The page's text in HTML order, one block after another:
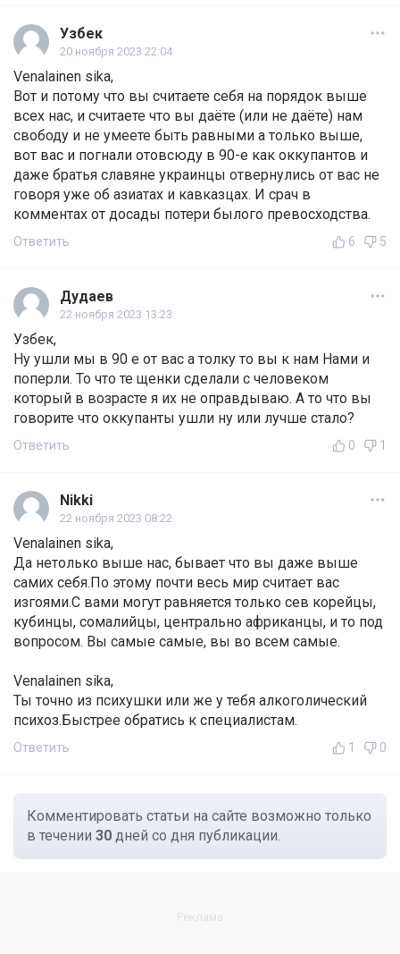
Узбек
20 ноября 2023 22:04
Venalainen sika,
Вот и потому что вы считаете себя на порядок выше
всех нас, и считаете что вы даёте (или не даёте) нам
свободу и не умеете быть равными а только выше,
вот вас и погнали отовсюду в 90-е как оккупантов и
даже братья славяне украинцы отвернулись от вас не
говоря уже об азиатах и кавказцах. И срач в
комментах от досады потери былого превосходства.
Ответить 6 5
Дудаев
22 ноября 2023 13:23
Узбек,
Ну ушли мы в 90 е от вас а толку то вы к нам Нами и
поперли. То что те щенки сделали с человеком
который в возрасте я их не оправдываю. А то что вы
говорите что оккупанты ушли ну или лучше стало?
Ответить 0 1
Nikki
22 ноября 2023 08:22
Venalainen sika,
Да нетолько выше нас, бывает что вы даже выше
самих себя.По этому почти весь мир считает вас
изгоями.С вами могут равняется только сев корейцы,
кубинцы, сомалийцы, центрально африканцы, и то под
вопросом. Вы самые самые, вы во всем самые.
Venalainen sika,
Ты точно из психушки или же у тебя алкоголический
психоз.Быстрее обратись к специалистам.
Ответить 1 0
Комментировать статьи на сайте возможно только
в течении 30 дней со дня публикации.